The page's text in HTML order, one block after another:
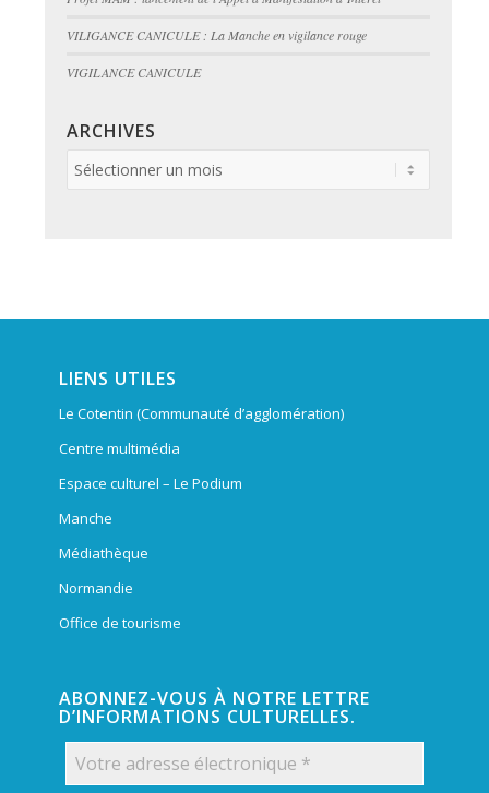
VILIGANCE CANICULE : La Manche en vigilance rouge
VIGILANCE CANICULE
ARCHIVES
LIENS UTILES
Le Cotentin (Communauté d’agglomération)
Centre multimédia
Espace culturel – Le Podium
Manche
Médiathèque
Normandie
Office de tourisme
ABONNEZ-VOUS À NOTRE LETTRE
D’INFORMATIONS CULTURELLES.